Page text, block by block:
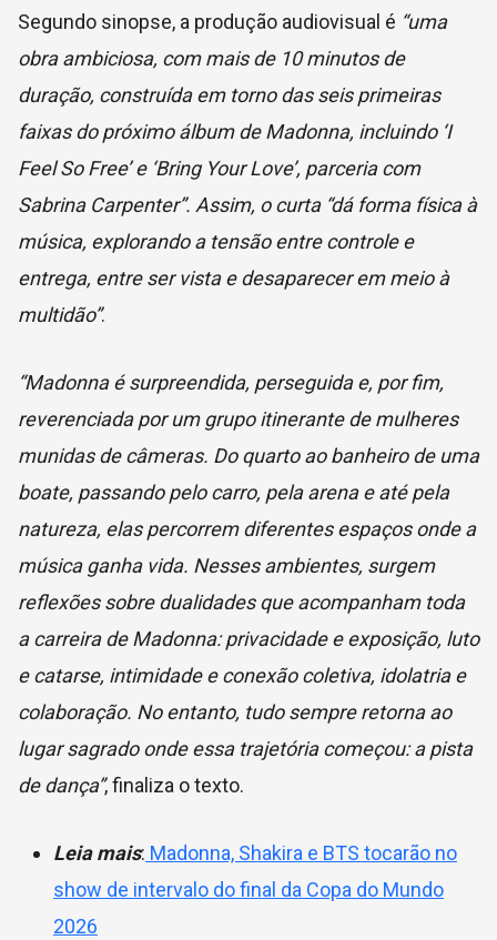
Segundo sinopse, a produção audiovisual é “uma
obra ambiciosa, com mais de 10 minutos de
duração, construída em torno das seis primeiras
faixas do próximo álbum de Madonna, incluindo ‘I
Feel So Free’ e ‘Bring Your Love’, parceria com
Sabrina Carpenter”. Assim, o curta “dá forma física à
música, explorando a tensão entre controle e
entrega, entre ser vista e desaparecer em meio à
multidão”.
“Madonna é surpreendida, perseguida e, por fim,
reverenciada por um grupo itinerante de mulheres
munidas de câmeras. Do quarto ao banheiro de uma
boate, passando pelo carro, pela arena e até pela
natureza, elas percorrem diferentes espaços onde a
música ganha vida. Nesses ambientes, surgem
reflexões sobre dualidades que acompanham toda
a carreira de Madonna: privacidade e exposição, luto
e catarse, intimidade e conexão coletiva, idolatria e
colaboração. No entanto, tudo sempre retorna ao
lugar sagrado onde essa trajetória começou: a pista
de dança”, finaliza o texto.
Leia mais: Madonna, Shakira e BTS tocarão no
show de intervalo do final da Copa do Mundo
2026